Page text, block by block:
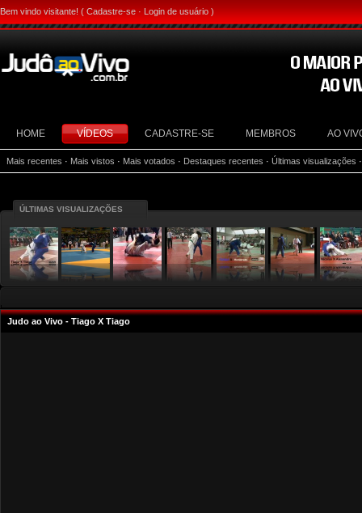
Bem vindo visitante! ( Cadastre-se · Login de usuário )
HOME VÍDEOS CADASTRE-SE MEMBROS AO
Mais recentes · Mais vistos · Mais votados · Destaques recentes · Últimas visualizações
ÚLTIMAS VISUALIZAÇÕES
Judo ao Vivo - Tiago X Tiago